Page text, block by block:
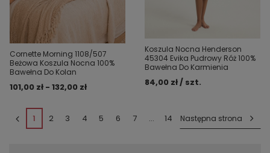
Cornette Morning 1108/507
Beżowa Koszula Nocna 100%
Bawełna Do Kolan
101,00 zł - 132,00 zł
Koszula Nocna Henderson
45304 Evika Pudrowy Róż 100%
Bawełna Do Karmienia
84,00 zł / szt.
1 2 3 4 5 6 7 ... 14 Następna strona